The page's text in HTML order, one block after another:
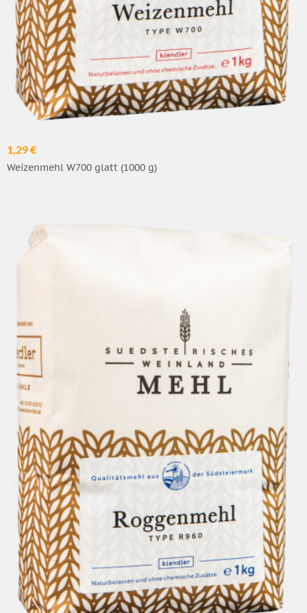
1,29 €
Weizenmehl W700 glatt (1000 g)